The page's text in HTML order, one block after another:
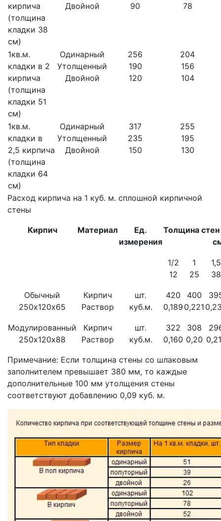
кирпича
(толщина
кладки 38
см)
Двойной
90
78
1кв.м.
кладки в 2
кирпича
(толщина
кладки 51
см)
Одинарный
Утолщенный
Двойной
256
190
120
204
156
104
1кв.м.
кладки в
2,5 кирпича
(толщина
кладки 64
см)
Одинарный
Утолщенный
Двойной
317
235
150
255
195
130
Расход кирпича на 1 куб. м. сплошной кирпичной
стены
Кирпич Материал
Ед.
измерения
Толщина стен
1/2
12
1
25
1,5
38
Обычный
250х120х65
Кирпич
Раствор
шт.
куб.м.
420
0,189
400
0,221
Модулированный
250х120х88
Кирпич
Раствор
шт.
куб.м.
322
0,160
308
0,20
Примечание: Если толщина стены со шлаковым
заполнителем превышает 380 мм, то каждые
дополнительные 100 мм утолщения стены
соответствуют добавлению 0,09 куб. м.